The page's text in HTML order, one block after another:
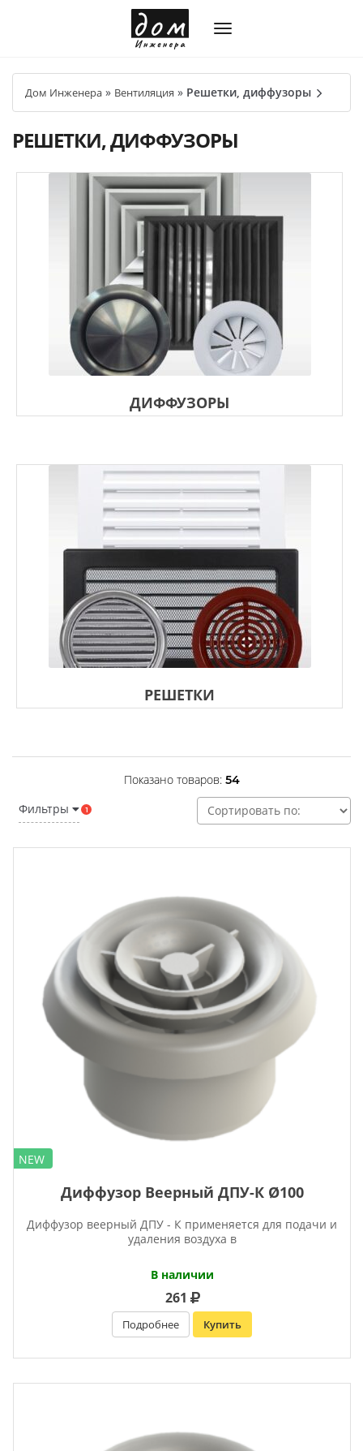
Дом Инженера » Вентиляция » Решетки, диффузоры
РЕШЕТКИ, ДИФФУЗОРЫ
ДИФФУЗОРЫ
РЕШЕТКИ
Показано товаров: 54
Фильтры 1
NEW
Диффузор Веерный ДПУ-К Ø100
Диффузор веерный ДПУ - К применяется для подачи и
удаления воздуха в
В наличии
261
Подробнее Купить